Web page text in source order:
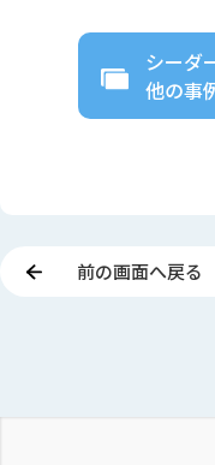
シーダ
他の事
前の画面へ戻る